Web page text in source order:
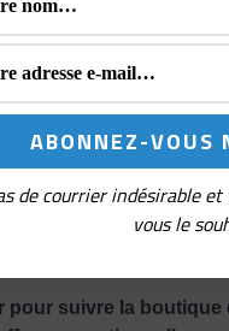
Petit Violonest un
long de l’année
Anglais sur
J’ai réalisé
de courrier indésirable
vous le